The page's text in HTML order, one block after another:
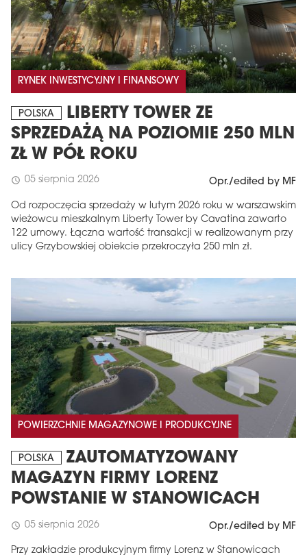
RYNEK INWESTYCYJNY I FINANSOWY
POLSKA
LIBERTY TOWER ZE
SPRZEDAŻĄ NA POZIOMIE 250 MLN
ZŁ W PÓŁ ROKU
schedule 05 sierpnia 2026 Opr./edited by MF
Od rozpoczęcia sprzedaży w lutym 2026 roku w warszawskim
wieżowcu mieszkalnym Liberty Tower by Cavatina zawarto
122 umowy. Łączna wartość transakcji w realizowanym przy
ulicy Grzybowskiej obiekcie przekroczyła 250 mln zł.
POWIERZCHNIE MAGAZYNOWE I PRODUKCYJNE
POLSKA
ZAUTOMATYZOWANY
MAGAZYN FIRMY LORENZ
POWSTANIE W STANOWICACH
schedule 05 sierpnia 2026 Opr./edited by MF
Przy zakładzie produkcyjnym firmy Lorenz w Stanowicach